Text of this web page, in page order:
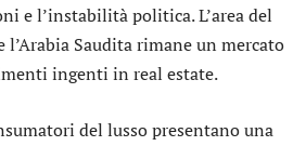
e l’instabilità politica. L’area del
Saudita rimane un mercato
ingenti in real estate.
del lusso presentano una